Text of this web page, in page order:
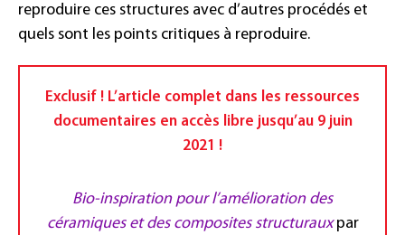
reproduire ces structures avec d’autres procédés et
quels sont les points critiques à reproduire.
Exclusif ! L’article complet dans les ressources
documentaires en accès libre jusqu’au 9 juin
2021 !
Bio-inspiration pour l’amélioration des
céramiques et des composites structuraux par